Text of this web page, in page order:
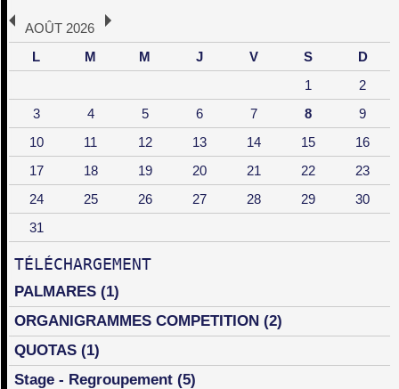
AOÛT 2026
L
M M J V S
D
1
2
3
4 5 6 7 8
9
10
11 12 13 14 15
16
17
18 19 20 21 22
23
24
25 26 27 28 29
30
31
TÉLÉCHARGEMENT
PALMARES (1)
ORGANIGRAMMES COMPETITION (2)
QUOTAS (1)
Stage - Regroupement (5)